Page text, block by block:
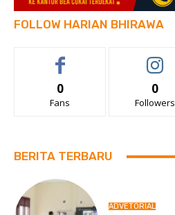
FOLLOW HARIAN BHIRAWA
0
Fans
0
Followers
BERITA TERBARU
ADVETORIAL